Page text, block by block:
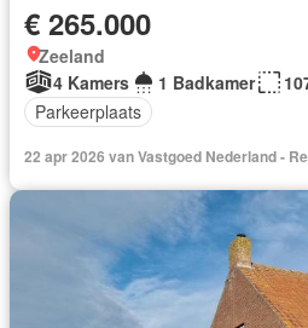
€ 265.000
Zeeland
4 Kamers
1 Badkamer
Parkeerplaats
22 apr 2026 van Vastgoed Nederland -